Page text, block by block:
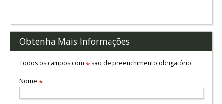
Obtenha Mais Informações
Todos os campos com *são de preenchimento obrigatório.
Nome *